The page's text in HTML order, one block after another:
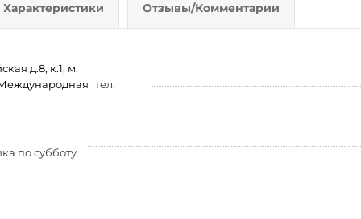
Характеристики Отзывы/Комментарии
д.8, к.1, м.
тел:
по субботу.